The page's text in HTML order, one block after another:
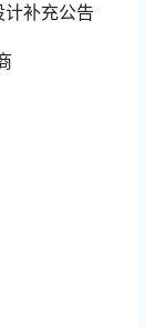
补充公告